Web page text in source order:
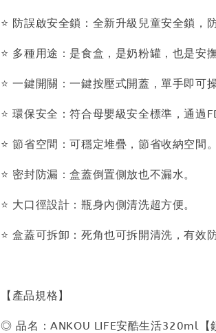
⭐️ 防誤啟安全鎖：全新升級兒童安全鎖，
⭐️ 多種用途：是食盒，是奶粉罐，也是安撫
⭐️ 一鍵開關：一鍵按壓式開蓋，單手即可
⭐️ 環保安全：符合母嬰級安全標準，通過
⭐️ 節省空間：可穩定堆疊，節省收納空間。
⭐️ 密封防漏：盒蓋倒置側放也不漏水。
⭐️ 大口徑設計：瓶身內側清洗超方便。
⭐️ 盒蓋可拆卸：死角也可拆開清洗，有效
【產品規格】
◎ 品名：ANKOU LIFE安酷生活320ml【